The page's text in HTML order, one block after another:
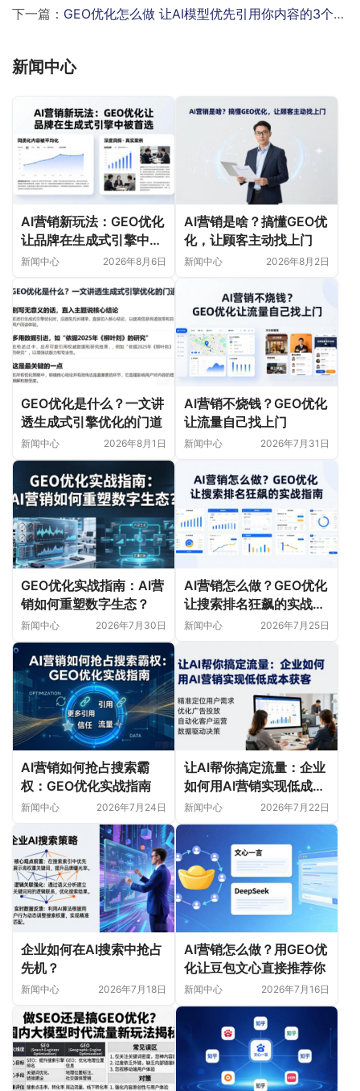
下一篇： GEO优化怎么做 让AI模型优先引用你内容的3个核心方法
新闻中心
AI营销新玩法：GEO优化
让品牌在生成式引擎中被
首选
新闻中心 2026年8月6日
AI营销是啥？搞懂GEO优
化，让顾客主动找上门
新闻中心 2026年8月2日
GEO优化是什么？一文讲
透生成式引擎优化的门道
新闻中心 2026年8月1日
AI营销不烧钱？GEO优化
让流量自己找上门
新闻中心 2026年7月31日
GEO优化实战指南：AI营
销如何重塑数字生态？
新闻中心 2026年7月30日
AI营销怎么做？GEO优化
让搜索排名狂飙的实战指
南
新闻中心 2026年7月25日
AI营销如何抢占搜索霸
权：GEO优化实战指南
新闻中心 2026年7月24日
让AI帮你搞定流量：企业
如何用AI营销实现低成本
获客
新闻中心 2026年7月22日
企业如何在AI搜索中抢占
先机？
新闻中心 2026年7月18日
AI营销怎么做？用GEO优
化让豆包文心直接推荐你
新闻中心 2026年7月16日